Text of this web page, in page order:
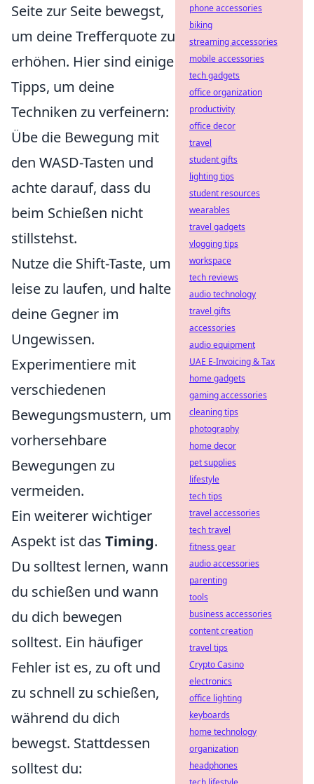
Seite zur Seite bewegst,
um deine Trefferquote zu
erhöhen. Hier sind einige
Tipps, um deine
Techniken zu verfeinern:
Übe die Bewegung mit
den WASD-Tasten und
achte darauf, dass du
beim Schießen nicht
stillstehst.
Nutze die Shift-Taste, um
leise zu laufen, und halte
deine Gegner im
Ungewissen.
Experimentiere mit
verschiedenen
Bewegungsmustern, um
vorhersehbare
Bewegungen zu
vermeiden.
Ein weiterer wichtiger
Aspekt ist das Timing.
Du solltest lernen, wann
du schießen und wann
du dich bewegen
solltest. Ein häufiger
Fehler ist es, zu oft und
zu schnell zu schießen,
während du dich
bewegst. Stattdessen
solltest du:
phone accessories
biking
streaming accessories
mobile accessories
tech gadgets
office organization
productivity
office decor
travel
student gifts
lighting tips
student resources
wearables
travel gadgets
vlogging tips
workspace
tech reviews
audio technology
travel gifts
accessories
audio equipment
UAE E-Invoicing & Tax
home gadgets
gaming accessories
cleaning tips
photography
home decor
pet supplies
lifestyle
tech tips
travel accessories
tech travel
fitness gear
audio accessories
parenting
tools
business accessories
content creation
travel tips
Crypto Casino
electronics
office lighting
keyboards
home technology
organization
headphones